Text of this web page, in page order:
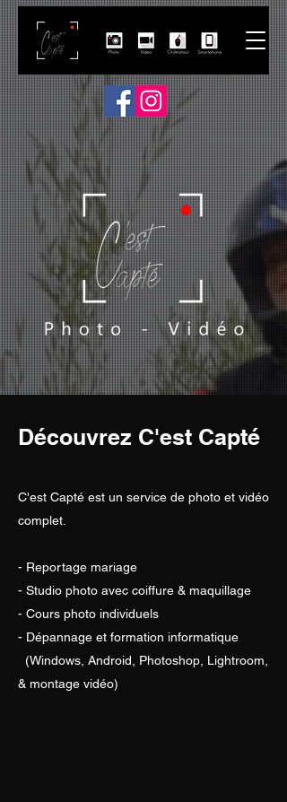
Découvrez C'est Capté
C'est Capté est un service de photo et vidéo
complet.
- Reportage mariage
- Studio photo avec coiffure & maquillage
- Cours photo individuels
- Dépannage et formation informatique
(Windows, Android, Photoshop, Lightroom,
& montage vidéo)